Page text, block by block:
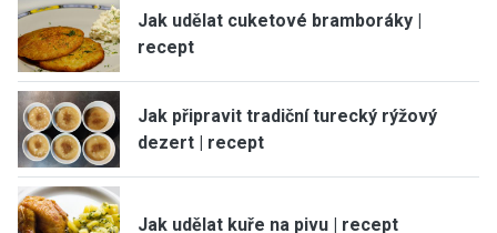
Jak udělat cuketové bramboráky |
recept
Jak připravit tradiční turecký rýžový
dezert | recept
Jak udělat kuře na pivu | recept